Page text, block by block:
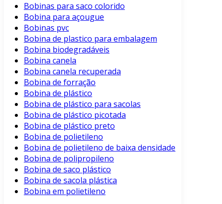
Bobinas para saco colorido
Bobina para açougue
Bobinas pvc
Bobina de plastico para embalagem
Bobina biodegradáveis
Bobina canela
Bobina canela recuperada
Bobina de forração
Bobina de plástico
Bobina de plástico para sacolas
Bobina de plástico picotada
Bobina de plástico preto
Bobina de polietileno
Bobina de polietileno de baixa densidade
Bobina de polipropileno
Bobina de saco plástico
Bobina de sacola plástica
Bobina em polietileno